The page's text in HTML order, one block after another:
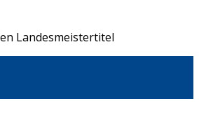
Landesmeistertitel